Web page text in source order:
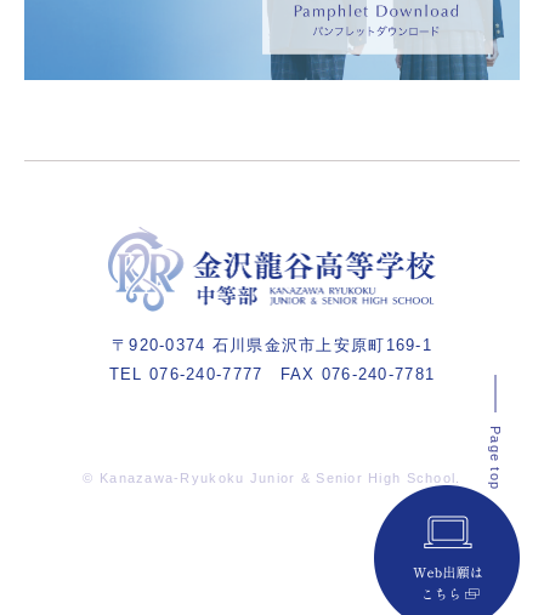
〒920-0374 石川県金沢市上安原町169-1
TEL 076-240-7777 FAX 076-240-7781
© Kanazawa-Ryukoku Junior & Senior High School. Page top